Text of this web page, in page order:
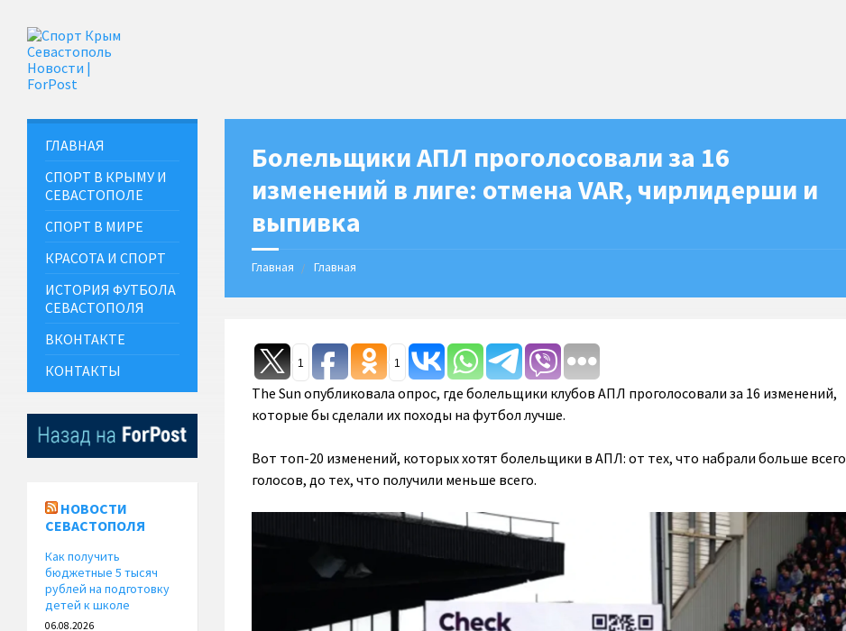
Болельщики АПЛ проголосовали за 16
изменений в лиге: отмена VAR, чирлидерши и
выпивка
Главная Главная
1 1
The Sun опубликовала опрос, где болельщики клубов АПЛ проголосовали за 16 изменений,
которые бы сделали их походы на футбол лучше.
Вот топ-20 изменений, которых хотят болельщики в АПЛ: от тех, что набрали больше всего
голосов, до тех, что получили меньше всего.
ГЛАВНАЯ
СПОРТ В КРЫМУ И
СЕВАСТОПОЛЕ
СПОРТ В МИРЕ
КРАСОТА И СПОРТ
ИСТОРИЯ ФУТБОЛА
СЕВАСТОПОЛЯ
ВКОНТАКТЕ
КОНТАКТЫ
НОВОСТИ
СЕВАСТОПОЛЯ
Как получить
бюджетные 5 тысяч
рублей на подготовку
детей к школе
06.08.2026